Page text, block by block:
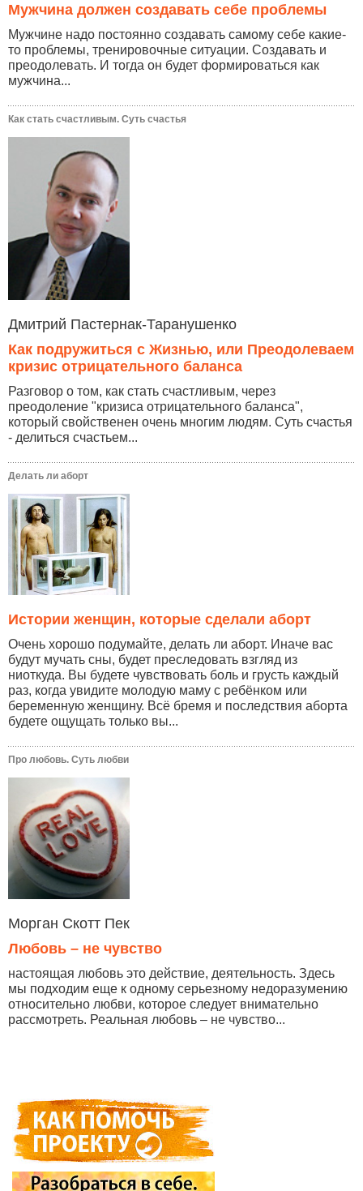
Мужчина должен создавать себе проблемы
Мужчине надо постоянно создавать самому себе какие-
то проблемы, тренировочные ситуации. Создавать и
преодолевать. И тогда он будет формироваться как
мужчина...
Как стать счастливым. Суть счастья
Дмитрий Пастернак-Таранушенко
Как подружиться с Жизнью, или Преодолеваем
кризис отрицательного баланса
Разговор о том, как стать счастливым, через
преодоление "кризиса отрицательного баланса",
который свойственен очень многим людям. Суть счастья
- делиться счастьем...
Делать ли аборт
Истории женщин, которые сделали аборт
Очень хорошо подумайте, делать ли аборт. Иначе вас
будут мучать сны, будет преследовать взгляд из
ниоткуда. Вы будете чувствовать боль и грусть каждый
раз, когда увидите молодую маму с ребёнком или
беременную женщину. Всё бремя и последствия аборта
будете ощущать только вы...
Про любовь. Суть любви
Морган Скотт Пек
Любовь – не чувство
настоящая любовь это действие, деятельность. Здесь
мы подходим еще к одному серьезному недоразумению
относительно любви, которое следует внимательно
рассмотреть. Реальная любовь – не чувство...